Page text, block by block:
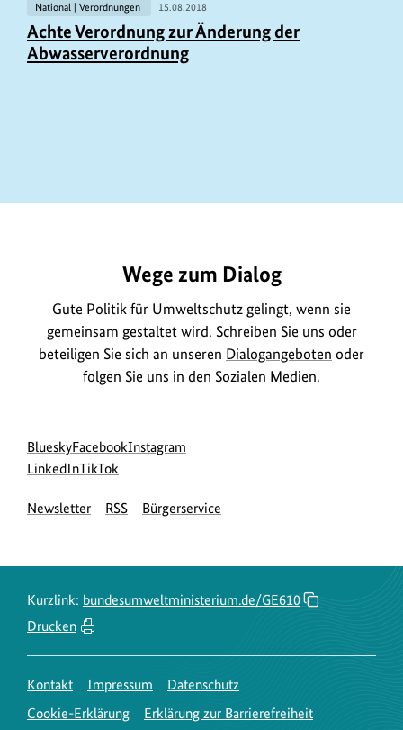
National | Verordnungen 15.08.2018
Achte Verordnung zur Änderung der
Abwasserverordnung
Wege zum Dialog
Gute Politik für Umweltschutz gelingt, wenn sie
gemeinsam gestaltet wird. Schreiben Sie uns oder
beteiligen Sie sich an unseren Dialogangeboten oder
folgen Sie uns in den Sozialen Medien.
Social
Media
Blueskyzur
Bluesky-
des
Facebookzur
des
Instagram
des
LinkedInzur
Seite
zur
Seite
TikTok
Newsletter RSS Bürgerservice
Kurzlink: bundesumweltministerium.de/GE610
Drucken
Kontakt Impressum
Datenschutz
Cookie-Erklärung
Erklärung zur Barrierefreiheit